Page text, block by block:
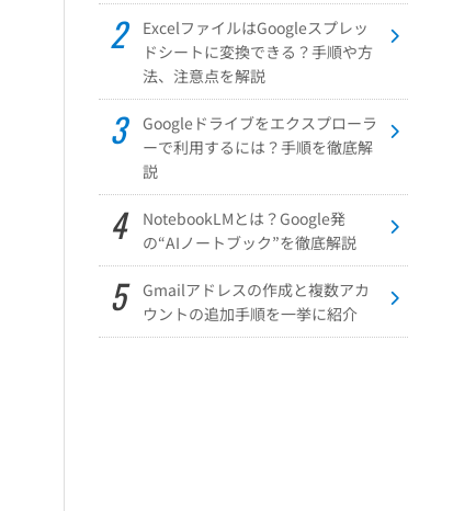
ExcelファイルはGoogleスプレッ
ドシートに変換できる？手順や方
法、注意点を解説
Googleドライブをエクスプローラ
ーで利用するには？手順を徹底解
説
NotebookLMとは？Google発
の“AIノートブック”を徹底解説
Gmailアドレスの作成と複数アカ
ウントの追加手順を一挙に紹介